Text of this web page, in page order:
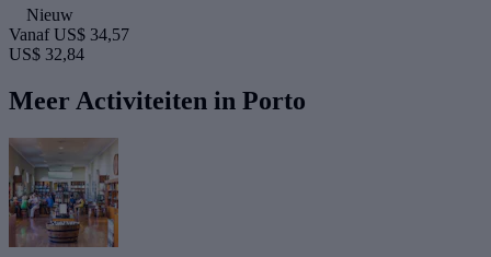
Nieuw
Vanaf US$ 34,57
US$ 32,84
Meer Activiteiten in Porto